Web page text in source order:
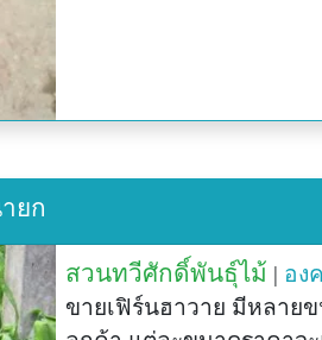
ยก
สวนทวีศักดิ์พันธุ์ไม้ | อง
ขายเฟิร์นฮาวาย มีหลาย